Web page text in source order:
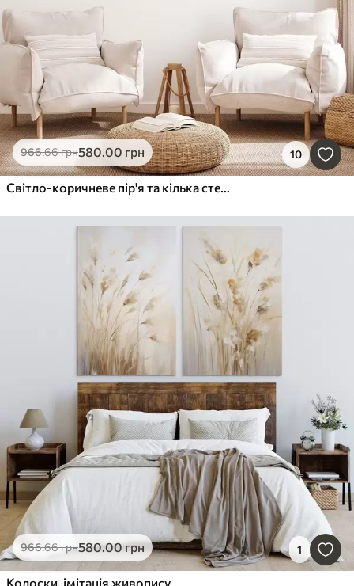
966.66грн580.00 грн 10
Світло-коричневе пір'я та кілька стебел сухої трави на світлому тлі
966.66грн580.00грн 1
Колоски, імітація живопису